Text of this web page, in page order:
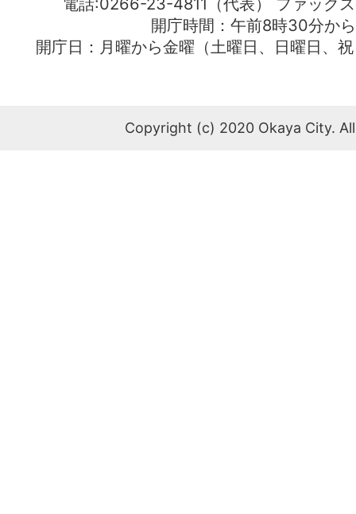
電話:0266-23-4811（代表） ファッ
開庁時間：午前8時30分か
開庁日：月曜から金曜（土曜日、日曜日、
Copyright (c) 2020 Okaya City.